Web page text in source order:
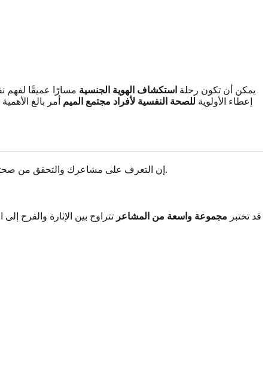
يمكن أن تكون رحلة استكشاف الهوية الجنسية مسارًا عميقًا لفهم
إعطاء الأولوية للصحة النفسية لأفراد مجتمع الميم أمر بالغ
إن التعرف على مشاعرك والتحقق من . إن عملية التساؤل واكتشاف هويتك الجنسية ليست دائمًا خطية أو سهلة.
قد تختبر مجموعة واسعة من المشاعر تتراوح بين الإثارة والفرح إلى